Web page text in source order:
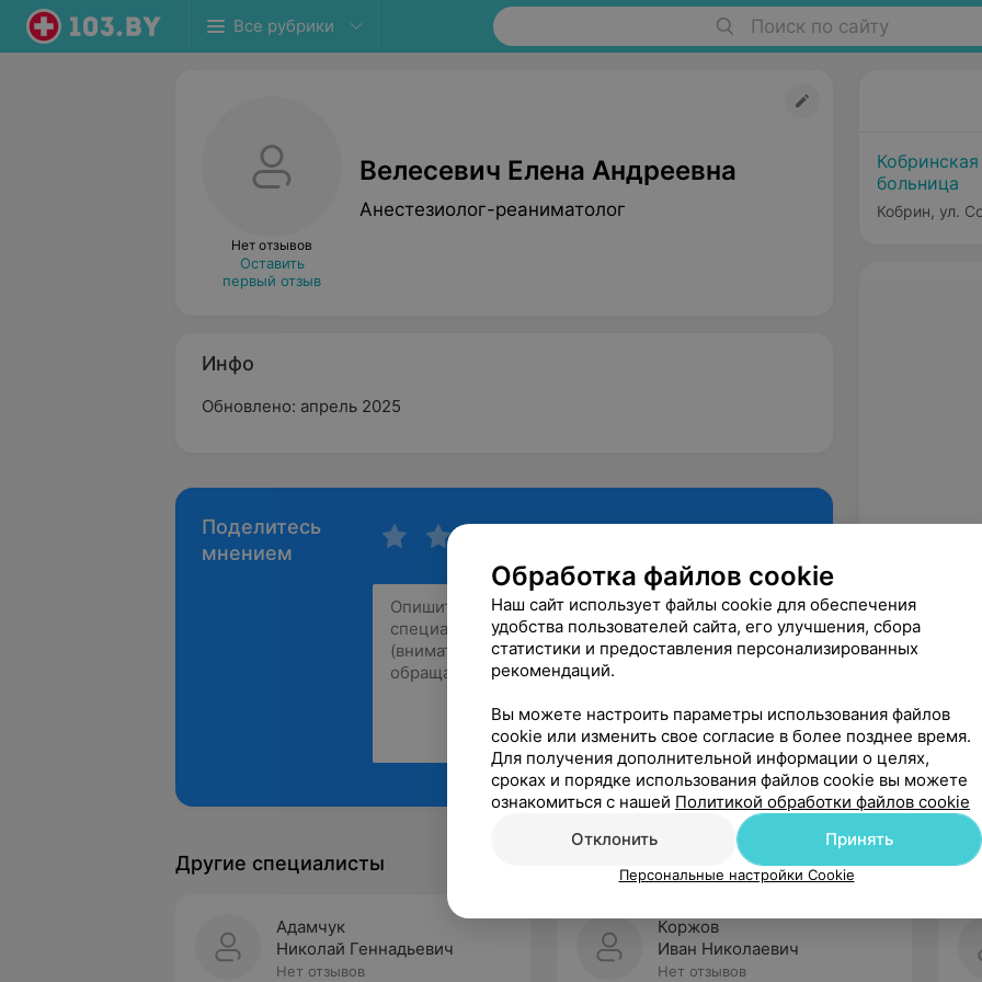
Все рубрики Поиск по сайту
Нет отзывов
Оставить
первый отзыв
Велесевич Елена Андреевна
Анестезиолог-реаниматолог
Инфо
Обновлено: апрель 2025
Поделитесь
мнением
Рекомендую
больница
Кобрин, ул.
Другие специалисты
Адамчук
Николай Геннадьевич
Нет отзывов
Коржов
Иван Николаевич
Нет отзывов
Обработка файлов cookie
Наш сайт использует файлы cookie для обеспечения
удобства пользователей сайта, его улучшения, сбора
статистики и предоставления персонализированных
рекомендаций.
Вы можете настроить параметры использования файлов
cookie или изменить свое согласие в более позднее время.
Для получения дополнительной информации о целях,
сроках и порядке использования файлов cookie вы можете
ознакомиться с нашей Политикой обработки файлов cookie
Отклонить
Принять
Персональные настройки Cookie